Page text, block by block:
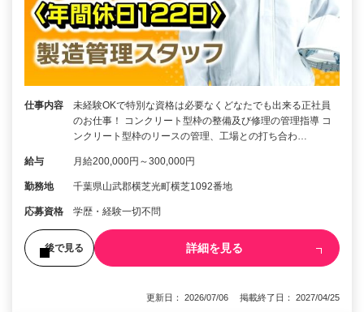
仕事内容
未経験OKで特別な資格は必要なくどなたでも出来る正社員
のお仕事！ コンクリート型枠の整備及び修理の管理指導 コ
ンクリート型枠のリースの管理、工場との打ち合わ…
給与 月給200,000円～300,000円
勤務地 千葉県山武郡横芝光町横芝1092番地
応募資格 学歴・経験一切不問
後で見る 詳細を見る
更新日： 2026/07/06 掲載終了日： 2027/04/25